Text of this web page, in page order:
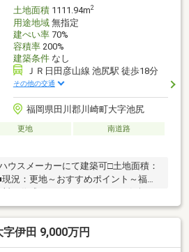
土地面積1111.94m2
用途地域無指定
建ぺい率70%
容積率200%
建築条件なし
ＪＲ日田彦山線 池尻駅 徒歩18分
その他の交通
福岡県田川郡川崎町大字池尻
更地
南道路
スメーカーにて建築可□土地面積：
況：更地～おすすめポイント～福屋
で作成させていただきますお気軽に
ンフォメーション～JR池尻駅まで徒
藤寺駅まで徒歩19分池尻小学校 約
ファミリーマート川崎池尻店 約
店 約830m池尻郵便局 約620m弊社
伊田 9,000万円